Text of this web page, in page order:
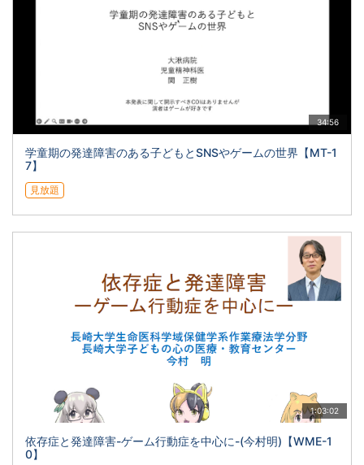
34:56
学童期の発達障害のある子どもとSNSやゲームの世界【MT-1
7】
見放題
1:03:02
依存症と発達障害-ゲーム行動症を中心に-(今村明)【WME-1
0】